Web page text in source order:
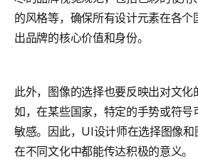
的风格等，确保所有设计元素在各
出品牌的核心价值和身份。
此外，图像的选择也要反映出对文化
如，在某些国家，特定的手势或符号
敏感。因此，UI设计师在选择图像
在不同文化中都能传达积极的意义。